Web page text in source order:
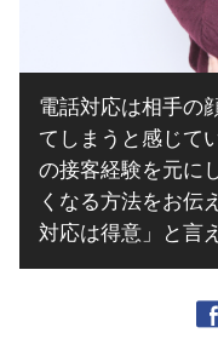
電話対応は相手の
てしまうと感じて
の接客経験を元に
くなる方法をお伝
対応は得意」と言